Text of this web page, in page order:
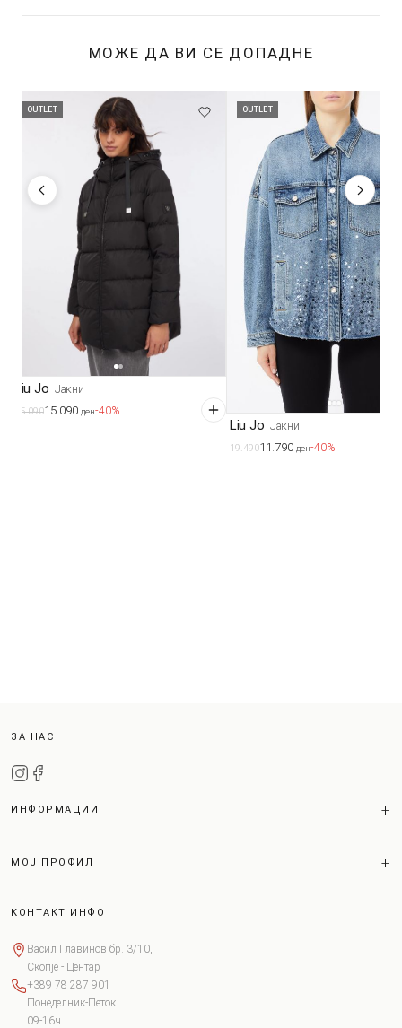
МОЖЕ ДА ВИ СЕ ДОПАДНЕ
OUTLET
Liu Jo Јакни
25.09015.090 ден-40%
OUTLET
Liu Jo Јакни
19.49011.790 ден-40%
ЗА НАС
ИНФОРМАЦИИ
МОЈ ПРОФИЛ
КОНТАКТ ИНФО
Васил Главинов бр. 3/10,
Скопје - Центар
+389 78 287 901
Понеделник-Петок
09-16ч